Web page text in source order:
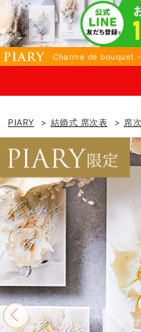
Charme de bouquet -
次表ならPIARY（ピア
8/
PIARY 結婚式 席次表 席